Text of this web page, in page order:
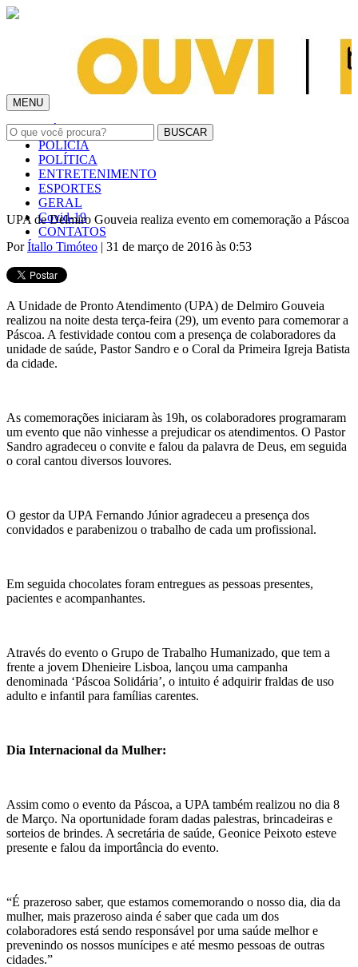
MENU
INÍCIO
POLÍCIA
POLÍTICA
ENTRETENIMENTO
ESPORTES
GERAL
Covid-19
CONTATOS
UPA de Delmiro Gouveia realiza evento em comemoração a Páscoa
PorÍtallo Timóteo | 31 de março de 2016 às 0:53
A Unidade de Pronto Atendimento (UPA) de Delmiro Gouveia
realizou na noite desta terça-feira (29), um evento para comemorar a
Páscoa. A festividade contou com a presença de colaboradores da
unidade de saúde, Pastor Sandro e o Coral da Primeira Igreja Batista
da cidade.
As comemorações iniciaram às 19h, os colaboradores programaram
um evento que não vinhesse a prejudicar os atendimentos. O Pastor
Sandro agradeceu o convite e falou da palavra de Deus, em seguida
o coral cantou diversos louvores.
O gestor da UPA Fernando Júnior agradeceu a presença dos
convidados e parabenizou o trabalho de cada um profissional.
Em seguida chocolates foram entregues as pessoas presentes,
pacientes e acompanhantes.
Através do evento o Grupo de Trabalho Humanizado, que tem a
frente a jovem Dhenieire Lisboa, lançou uma campanha
denominada ‘Páscoa Solidária’, o intuito é adquirir fraldas de uso
adulto e infantil para famílias carentes.
Dia Internacional da Mulher:
Assim como o evento da Páscoa, a UPA também realizou no dia 8
de Março. Na oportunidade foram dadas palestras, brincadeiras e
sorteios de brindes. A secretária de saúde, Geonice Peixoto esteve
presente e falou da importância do evento.
“É prazeroso saber, que estamos comemorando o nosso dia, dia da
mulher, mais prazeroso ainda é saber que cada um dos
colaboradores está sendo responsável por uma saúde melhor e
prevenindo os nossos munícipes e até mesmo pessoas de outras
cidades.”